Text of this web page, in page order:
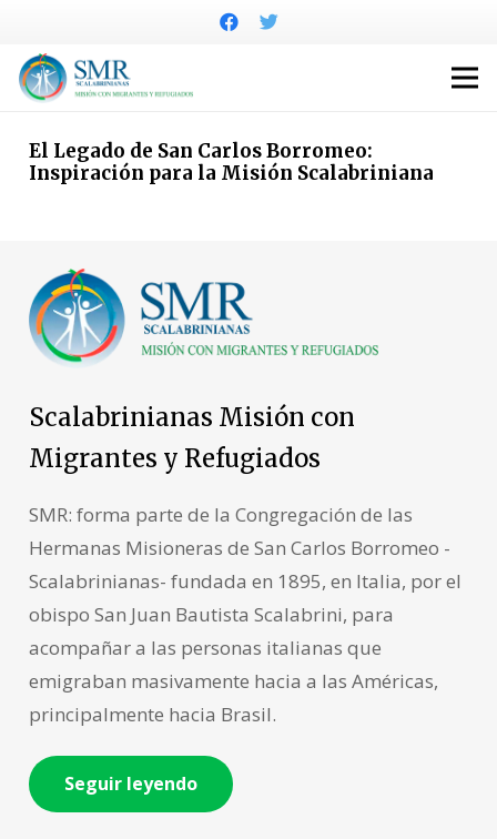
El Legado de San Carlos Borromeo:
Inspiración para la Misión Scalabriniana
Scalabrinianas Misión con
Migrantes y Refugiados
SMR: forma parte de la Congregación de las
Hermanas Misioneras de San Carlos Borromeo -
Scalabrinianas- fundada en 1895, en Italia, por el
obispo San Juan Bautista Scalabrini, para
acompañar a las personas italianas que
emigraban masivamente hacia a las Américas,
principalmente hacia Brasil.
Seguir leyendo